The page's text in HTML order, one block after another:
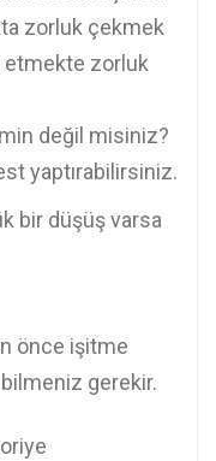
zorluk çekmek
etmekte zorluk
değil misiniz?
yaptırabilirsiniz.
bir düşüş varsa
önce işitme
bilmeniz gerekir.